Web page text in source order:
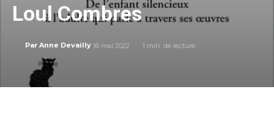
Loul Combres
Par Anne Devailly 16 mai 2022 1 min. de lecture